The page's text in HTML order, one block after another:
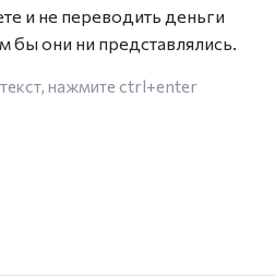
и не переводить деньги
они ни представлялись.
нажмите ctrl+enter